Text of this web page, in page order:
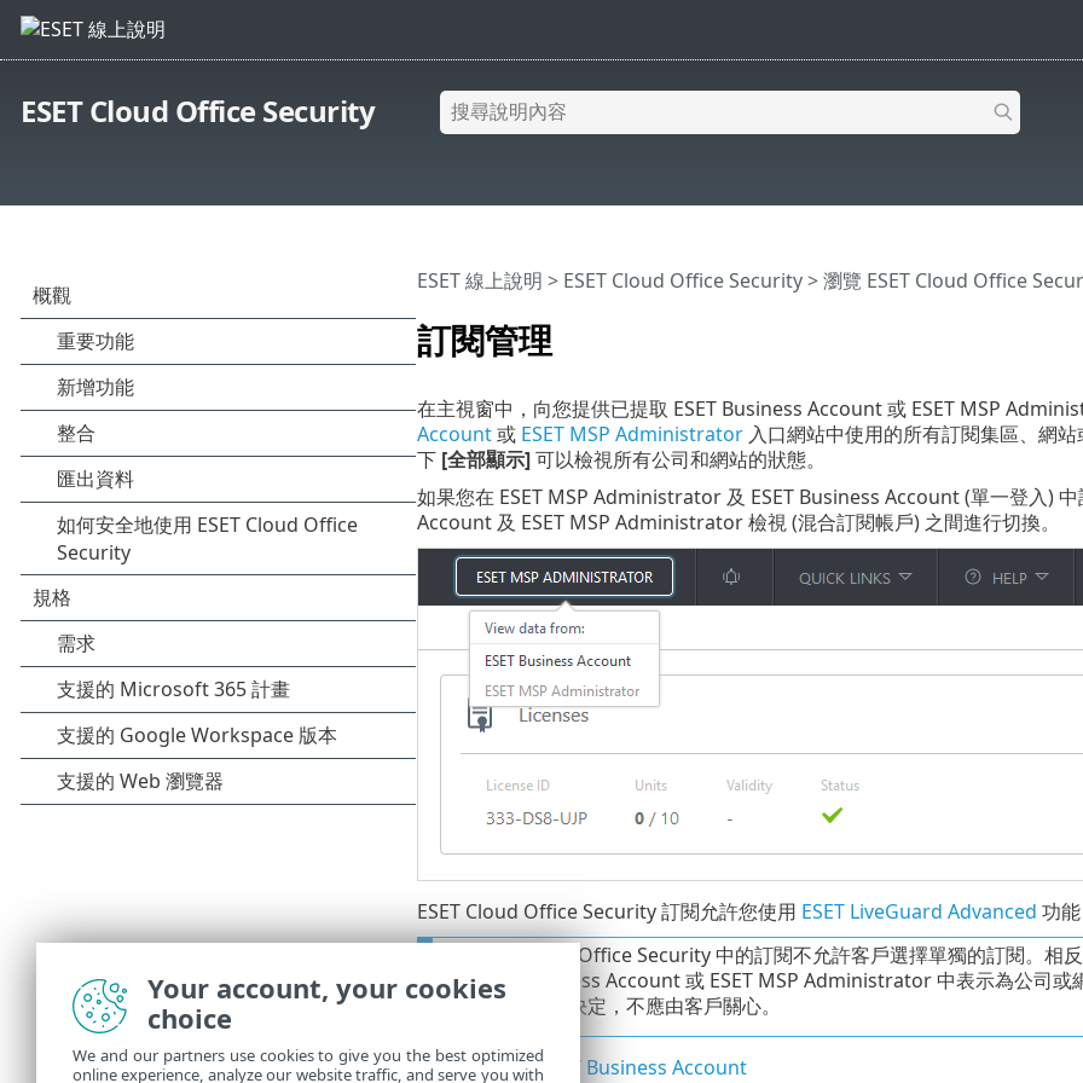
ESET Cloud Office Security
訂閱管理
ESET 線上說明 > ESET Cloud Office Security>瀏覽 ESET Cloud Office
在主視窗中，向您提供已提取 ESET Business Account 或 ESET MSP
Account或 ESET MSP Administrator入口網站中使用的所有訂閱集區、網
下 [全部顯示]可以檢視所有公司和網站的狀態。
如果您在 ESET MSP Administrator 及 ESET Business Account (單一登入)
Account 及 ESET MSP Administrator 檢視 (混合訂閱帳戶) 之間進行切換。
ESET Cloud Office Security 訂閱允許您使用 ESET LiveGuard Advanced 功
ESET Cloud Office Security 中的訂閱不允許客戶選擇單獨的訂閱。
ESET Business Account 或 ESET MSP Administrator 中表示為公司
由訂閱系統決定，不應由客戶關心。
訂閱管理 ESET Business Account
Your account, your cookies
choice
We and our partners use cookies to give you the best optimized
online experience, analyze our website traffic, and serve you with